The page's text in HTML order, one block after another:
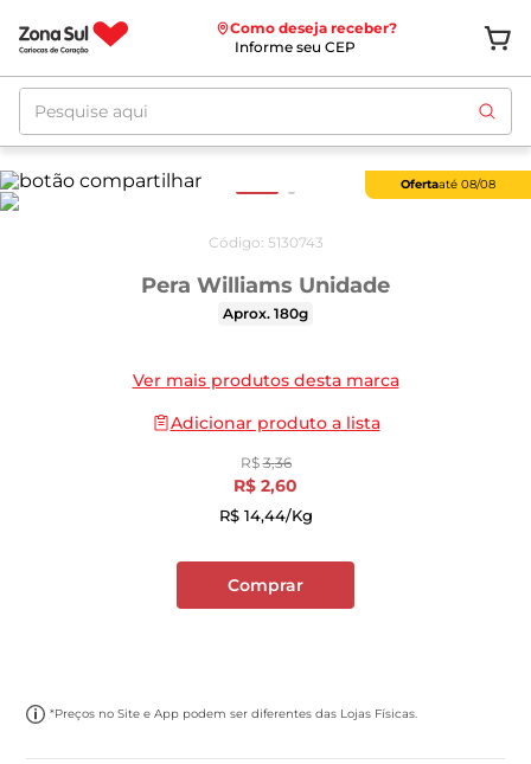
Como deseja receber?
Informe seu CEP
Pesquise aqui
Ofertaaté 08/08
Código: 5130743
Pera Williams Unidade
Aprox. 180g
Ver mais produtos desta marca
Adicionar produto a lista
R$ 3,36
R$ 2,60
R$ 14,44/kg
Comprar
*Preços no Site e App podem ser diferentes das Lojas Físicas.